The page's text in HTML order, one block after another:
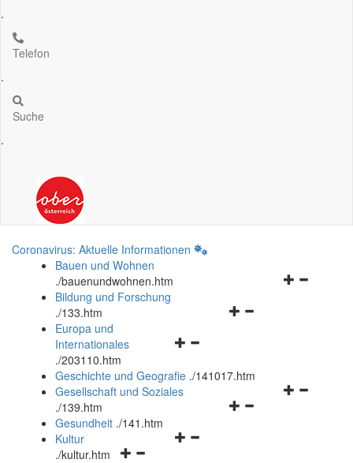
.
Telefon
.
Suche
.
Coronavirus: Aktuelle Informationen
Bauen und Wohnen
./bauenundwohnen.htm
Navigationsmenü
Bildung und Forschung
./133.htm
Navigationsmenü
und
schließen
Europa und
Internationales
./203110.htm
Geschichte und Geografie ./141017.htm
Navigationsmenü
Gesellschaft und Soziales
./139.htm
Navigationsmenü
Gesundheit ./141.htm
Navigationsmenü
Kultur
./kultur.htm